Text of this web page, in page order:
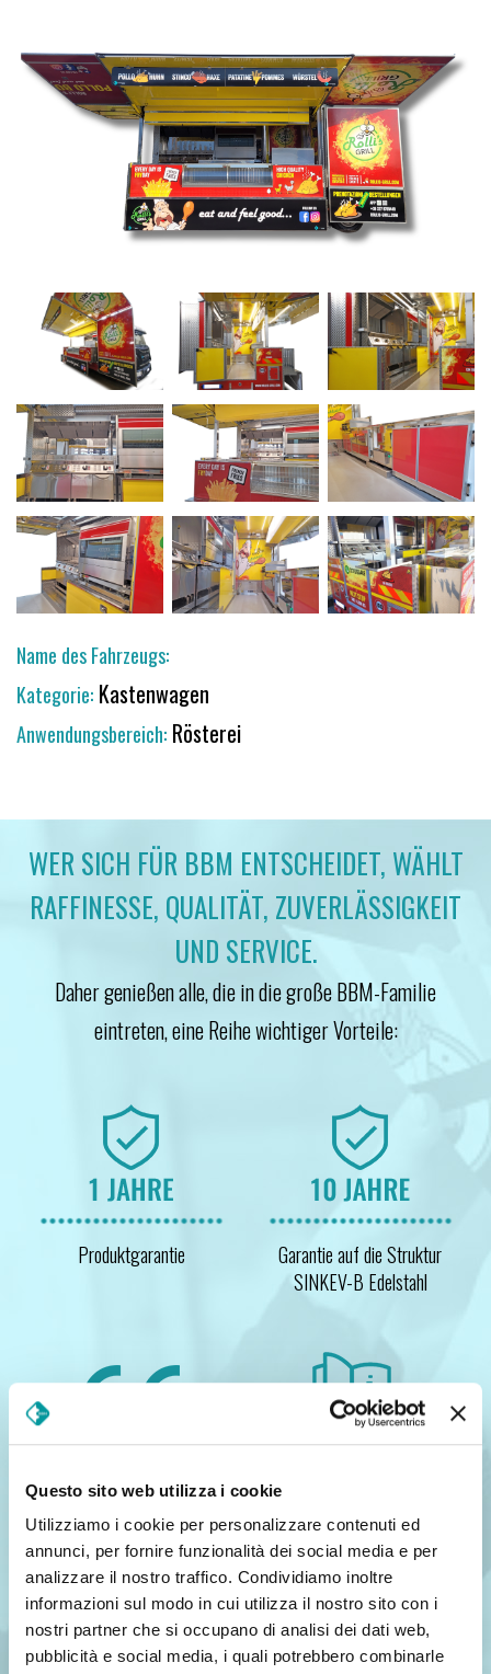
Questo sito web utilizza i cookie
Utilizziamo i cookie per personalizzare contenuti ed
annunci, per fornire funzionalità dei social media e per
analizzare il nostro traffico. Condividiamo inoltre
informazioni sul modo in cui utilizza il nostro sito con i
nostri partner che si occupano di analisi dei dati web,
pubblicità e social media, i quali potrebbero combinarle
Name des Fahrzeugs:
Kategorie: Kastenwagen
Anwendungsbereich: Rösterei
WER SICH FÜR BBM ENTSCHEIDET, WÄHLT
RAFFINESSE, QUALITÄT, ZUVERLÄSSIGKEIT
UND SERVICE.
Daher genießen alle, die in die große BBM-Familie
eintreten, eine Reihe wichtiger Vorteile:
Produktgarantie
Garantie auf die Struktur
SINKEV-B Edelstahl
Konformitätserklärung
Wartungsanleitung komplett
mit Fotos, die das Lesen und
Abfragen erleichtern